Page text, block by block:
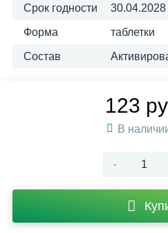
Срок годности 30.04.2028
Форма таблетки
Состав
123
В
-